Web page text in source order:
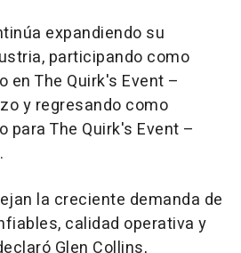
expandiendo su
participando como
en The Quirk's Event –
y regresando como
para The Quirk's Event –
la creciente demanda de
calidad operativa y
Glen Collins,